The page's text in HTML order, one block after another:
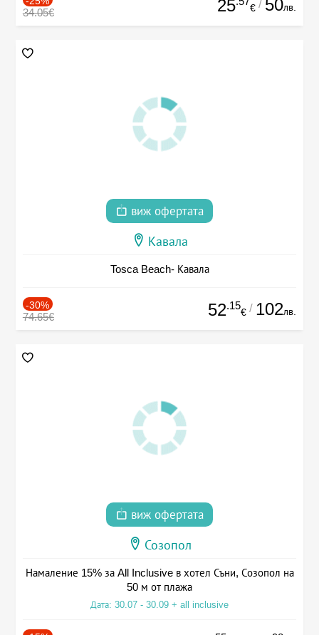
34.05€ 25 € / 50лв.
виж офертата
Кавала
Tosca Beach- Кавала
-30%
74.65€ 52.15
€ / 102лв.
виж офертата
Созопол
Намаление 15% за All Inclusive в хотел Съни, Созопол на
50 м от плажа
Дата: 30.07 - 30.09 + all inclusive